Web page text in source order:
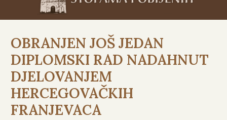
OBRANJEN JOŠ JEDAN
DIPLOMSKI RAD NADAHNUT
DJELOVANJEM
HERCEGOVAČKIH
FRANJEVACA